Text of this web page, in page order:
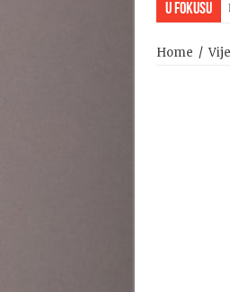
U Fokusu
Home /